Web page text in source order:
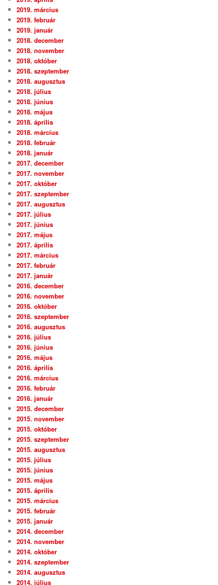
2019. március
2019. február
2019. január
2018. december
2018. november
2018. október
2018. szeptember
2018. augusztus
2018. július
2018. június
2018. május
2018. április
2018. március
2018. február
2018. január
2017. december
2017. november
2017. október
2017. szeptember
2017. augusztus
2017. július
2017. június
2017. május
2017. április
2017. március
2017. február
2017. január
2016. december
2016. november
2016. október
2016. szeptember
2016. augusztus
2016. július
2016. június
2016. május
2016. április
2016. március
2016. február
2016. január
2015. december
2015. november
2015. október
2015. szeptember
2015. augusztus
2015. július
2015. június
2015. május
2015. április
2015. március
2015. február
2015. január
2014. december
2014. november
2014. október
2014. szeptember
2014. augusztus
2014. július